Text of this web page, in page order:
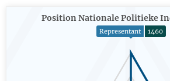
Position Nationale Politieke
Representant 1460